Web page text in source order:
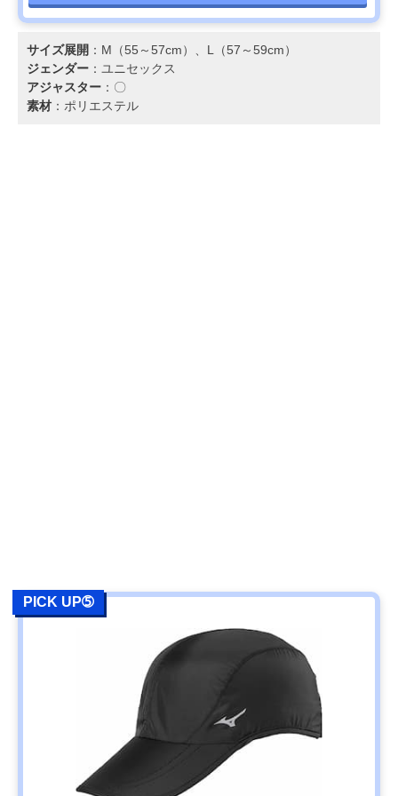
サイズ展開 ：M（55～57cm）、L（57～59cm）
ジェンダー ：ユニセックス
アジャスター ：〇
素材 ：ポリエステル
PICK UP➄